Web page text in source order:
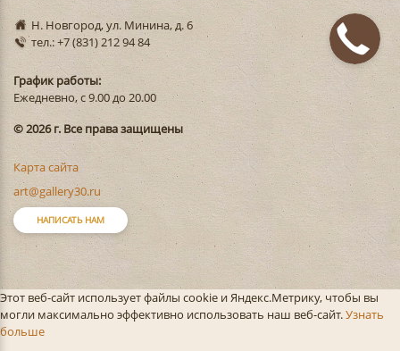
Н. Новгород, ул. Минина, д. 6
тел.: +7 (831) 212 94 84
График работы:
Ежедневно, с 9.00 до 20.00
© 2026 г. Все права защищены
Карта сайта
art@gallery30.ru
НАПИСАТЬ НАМ
Этот веб-сайт использует файлы cookie и Яндекс.Метрику, чтобы вы
могли максимально эффективно использовать наш веб-сайт.Узнать
больше